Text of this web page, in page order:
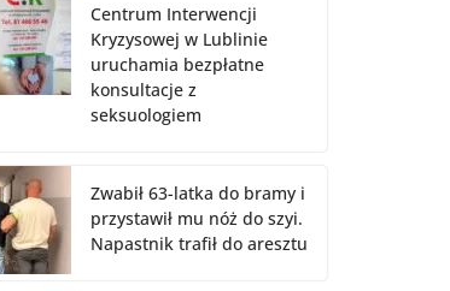
Centrum Interwencji
Kryzysowej w Lublinie
uruchamia bezpłatne
konsultacje z
seksuologiem
Zwabił 63-latka do bramy i
przystawił mu nóż do szyi.
Napastnik trafił do aresztu